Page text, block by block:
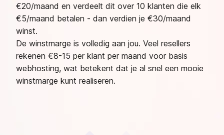
€20/maand en verdeelt dit over 10 klanten die elk
€5/maand betalen - dan verdien je €30/maand
winst.
De winstmarge is volledig aan jou. Veel resellers
rekenen €8-15 per klant per maand voor basis
webhosting, wat betekent dat je al snel een mooie
winstmarge kunt realiseren.